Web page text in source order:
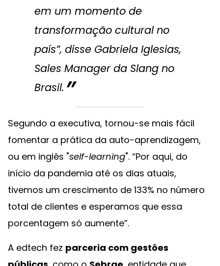
em um momento de
transformação cultural no
país”, disse Gabriela Iglesias,
Sales Manager da Slang no
Brasil.
Segundo a executiva, tornou-se mais fácil
fomentar a prática da auto-aprendizagem,
ou em inglês "self-learning". “Por aqui, do
início da pandemia até os dias atuais,
tivemos um crescimento de 133% no número
total de clientes e esperamos que essa
porcentagem só aumente”.
A edtech fez parceria com gestões